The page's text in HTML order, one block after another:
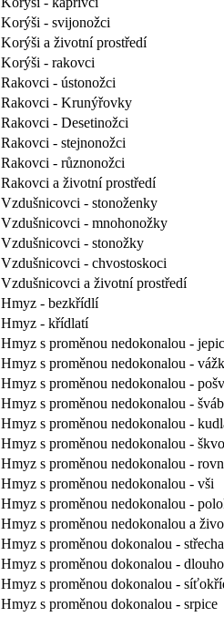
Korýši - svijonožci
Korýši a životní prostředí
Korýši - rakovci
Rakovci - ústonožci
Rakovci - Krunýřovky
Rakovci - Desetinožci
Rakovci - stejnonožci
Rakovci - různonožci
Rakovci a životní prostředí
Vzdušnicovci - stonoženky
Vzdušnicovci - mnohonožky
Vzdušnicovci - stonožky
Vzdušnicovci - chvostoskoci
Vzdušnicovci a životní prostředí
Hmyz - bezkřídlí
Hmyz - křídlatí
Hmyz s proměnou nedokonalou -
Hmyz s proměnou nedokonalou -
Hmyz s proměnou nedokonalou -
Hmyz s proměnou nedokonalou -
Hmyz s proměnou nedokonalou -
Hmyz s proměnou nedokonalou -
Hmyz s proměnou nedokonalou -
Hmyz s proměnou nedokonalou - vši
Hmyz s proměnou nedokonalou -
Hmyz s proměnou nedokonalou a
Hmyz s proměnou dokonalou -
Hmyz s proměnou dokonalou -
Hmyz s proměnou dokonalou -
Hmyz s proměnou dokonalou - srpice